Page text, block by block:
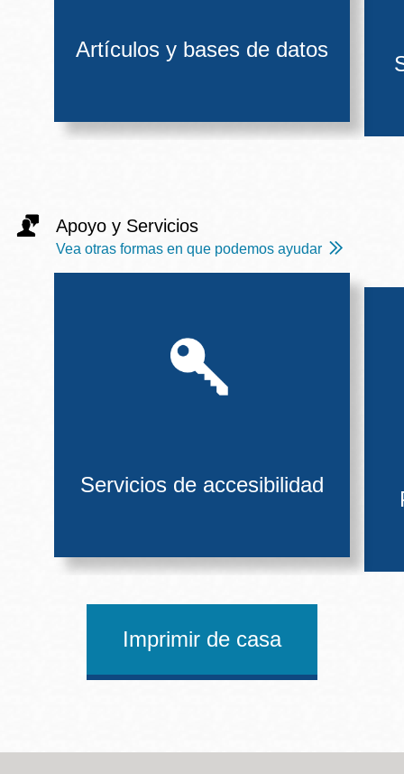
Artículos y bases de datos
Apoyo y Servicios
Vea otras formas en que podemos ayudar
Servicios de accesibilidad
Imprimir de casa